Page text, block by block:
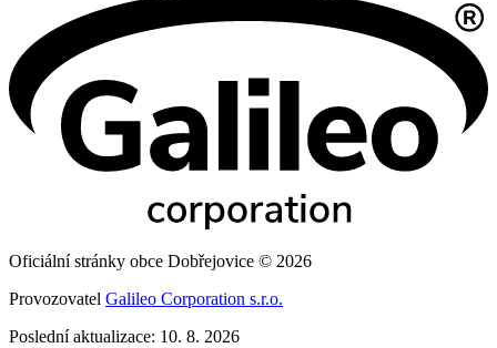
Oficiální stránky obce Dobřejovice © 2026
Provozovatel Galileo Corporation s.r.o.
Poslední aktualizace: 10. 8. 2026